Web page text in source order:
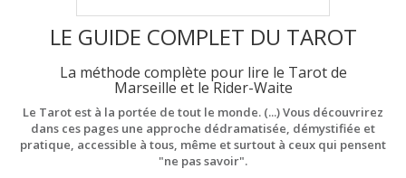
LE GUIDE COMPLET DU TAROT
La méthode complète pour lire le Tarot de
Marseille et le Rider-Waite
Le Tarot est à la portée de tout le monde. (...) Vous découvrirez
dans ces pages une approche dédramatisée, démystifiée et
pratique, accessible à tous, même et surtout à ceux qui pensent
"ne pas savoir".